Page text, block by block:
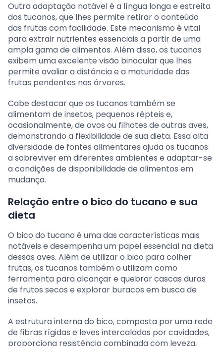
Outra adaptação notável é a língua longa e estreita
dos tucanos, que lhes permite retirar o conteúdo
das frutas com facilidade. Este mecanismo é vital
para extrair nutrientes essenciais a partir de uma
ampla gama de alimentos. Além disso, os tucanos
exibem uma excelente visão binocular que lhes
permite avaliar a distância e a maturidade das
frutas pendentes nas árvores.
Cabe destacar que os tucanos também se
alimentam de insetos, pequenos répteis e,
ocasionalmente, de ovos ou filhotes de outras aves,
demonstrando a flexibilidade de sua dieta. Essa alta
diversidade de fontes alimentares ajuda os tucanos
a sobreviver em diferentes ambientes e adaptar-se
a condições de disponibilidade de alimentos em
mudança.
Relação entre o bico do tucano e sua
dieta
O bico do tucano é uma das características mais
notáveis e desempenha um papel essencial na dieta
dessas aves. Além de utilizar o bico para colher
frutas, os tucanos também o utilizam como
ferramenta para alcançar e quebrar cascas duras
de frutos secos e explorar buracos em busca de
insetos.
A estrutura interna do bico, composta por uma rede
de fibras rígidas e leves intercaladas por cavidades,
proporciona resistência combinada com leveza,